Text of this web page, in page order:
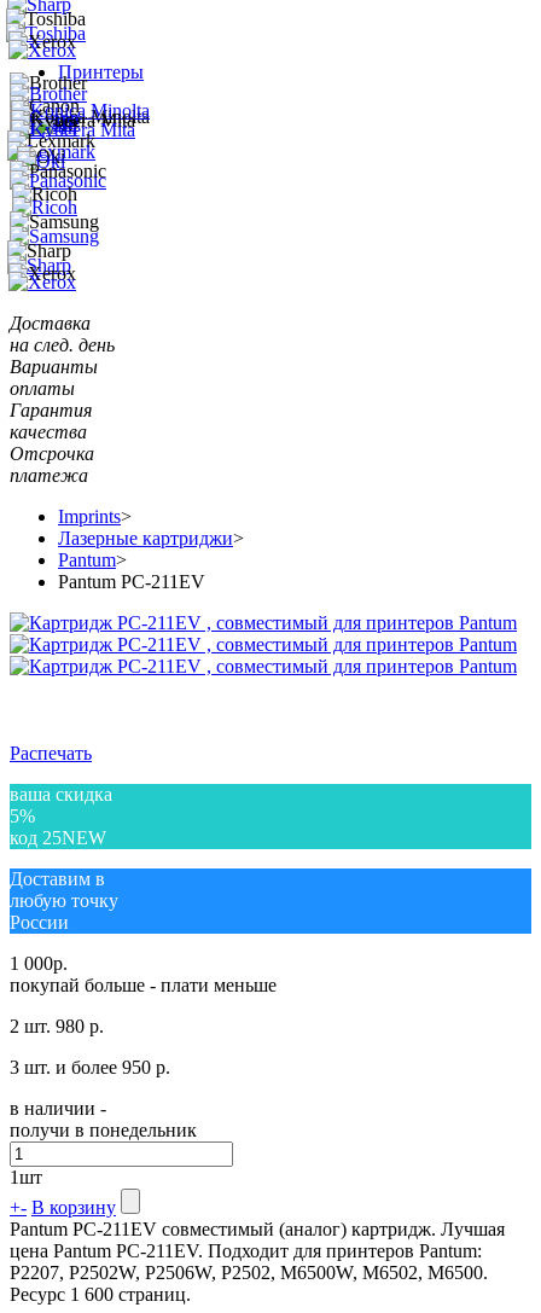
Принтеры
Доставка
на след. день
Варианты
оплаты
Гарантия
качества
Отсрочка
платежа
Imprints>
Лазерные картриджи>
Pantum>
Pantum PC-211EV
Распечать
ваша скидка
5%
код 25NEW
Доставим в
любую точку
России
1 000р.
покупай больше - плати меньше
2 шт. 980 р.
3 шт. и более 950 р.
в наличии -
получи в понедельник
1шт
+- В корзину
Pantum PC-211EV совместимый (аналог) картридж. Лучшая
цена Pantum PC-211EV. Подходит для принтеров Pantum:
P2207, P2502W, P2506W, P2502, M6500W, M6502, M6500.
Ресурс 1 600 страниц.